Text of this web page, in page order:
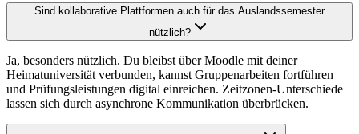
Sind kollaborative Plattformen auch für das Auslandssemester
nützlich?
Ja, besonders nützlich. Du bleibst über Moodle mit deiner
Heimatuniversität verbunden, kannst Gruppenarbeiten fortführen
und Prüfungsleistungen digital einreichen. Zeitzonen-Unterschiede
lassen sich durch asynchrone Kommunikation überbrücken.